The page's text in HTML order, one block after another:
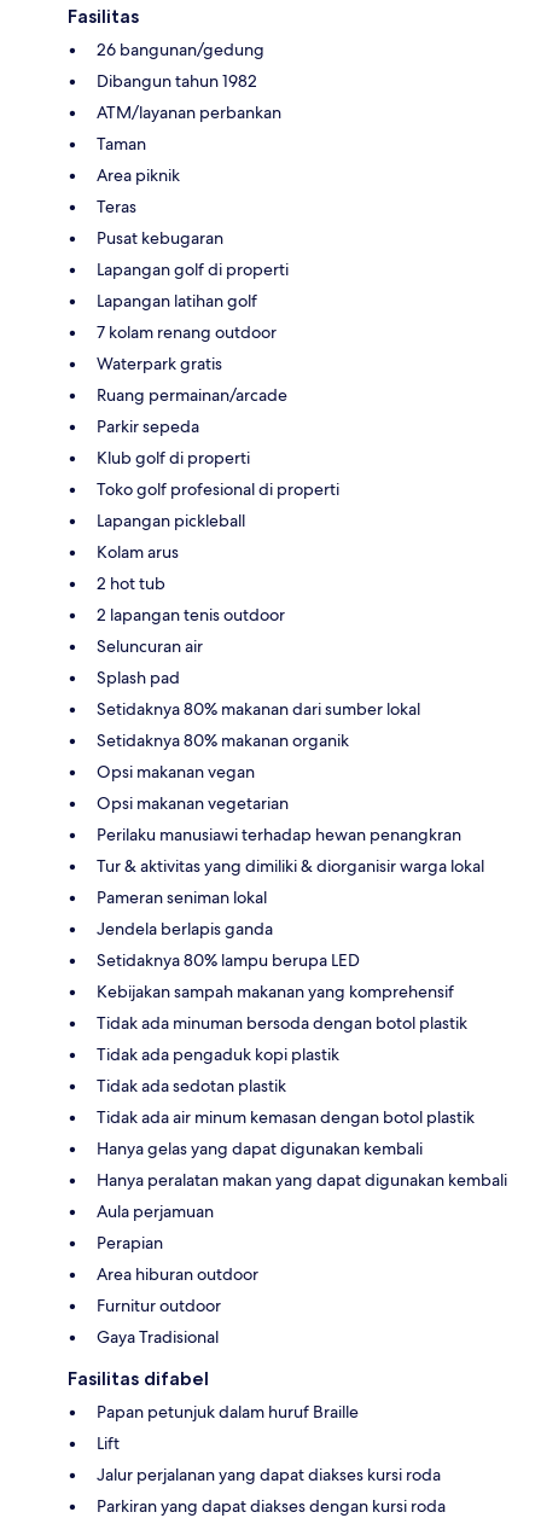
Fasilitas
26 bangunan/gedung
Dibangun tahun 1982
ATM/layanan perbankan
Taman
Area piknik
Teras
Pusat kebugaran
Lapangan golf di properti
Lapangan latihan golf
7 kolam renang outdoor
Waterpark gratis
Ruang permainan/arcade
Parkir sepeda
Klub golf di properti
Toko golf profesional di properti
Lapangan pickleball
Kolam arus
2 hot tub
2 lapangan tenis outdoor
Seluncuran air
Splash pad
Setidaknya 80% makanan dari sumber lokal
Setidaknya 80% makanan organik
Opsi makanan vegan
Opsi makanan vegetarian
Perilaku manusiawi terhadap hewan penangkran
Tur & aktivitas yang dimiliki & diorganisir warga lokal
Pameran seniman lokal
Jendela berlapis ganda
Setidaknya 80% lampu berupa LED
Kebijakan sampah makanan yang komprehensif
Tidak ada minuman bersoda dengan botol plastik
Tidak ada pengaduk kopi plastik
Tidak ada sedotan plastik
Tidak ada air minum kemasan dengan botol plastik
Hanya gelas yang dapat digunakan kembali
Hanya peralatan makan yang dapat digunakan kembali
Aula perjamuan
Perapian
Area hiburan outdoor
Furnitur outdoor
Gaya Tradisional
Fasilitas difabel
Papan petunjuk dalam huruf Braille
Lift
Jalur perjalanan yang dapat diakses kursi roda
Parkiran yang dapat diakses dengan kursi roda